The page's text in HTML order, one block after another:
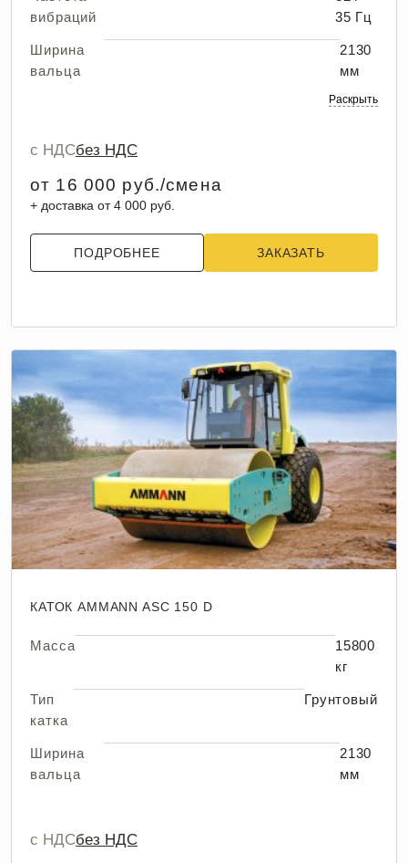
вибраций
35 Гц
Ширина
вальца
2130
мм
Раскрыть
с НДСбез НДС
от 16 000 руб./смена
+ доставка от 4 000 руб.
ПОДРОБНЕЕ ЗАКАЗАТЬ
КАТОК AMMANN ASC 150 D
Масса
15800
кг
Тип
катка
Грунтовый
Ширина
вальца
2130
мм
с НДСбез НДС